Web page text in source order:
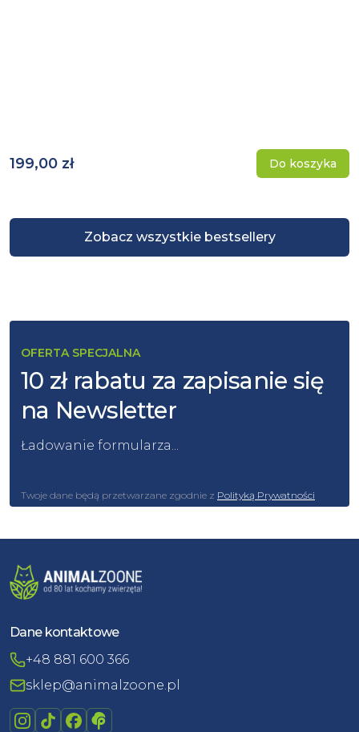
Zobacz wszystkie bestsellery
199,00 zł Do koszyka
OFERTA SPECJALNA
10 zł rabatu za zapisanie się
na Newsletter
Ładowanie formularza...
Twoje dane będą przetwarzane zgodnie z Polityką Prywatności
Dane kontaktowe
+48 881 600 366
sklep@animalzoone.pl